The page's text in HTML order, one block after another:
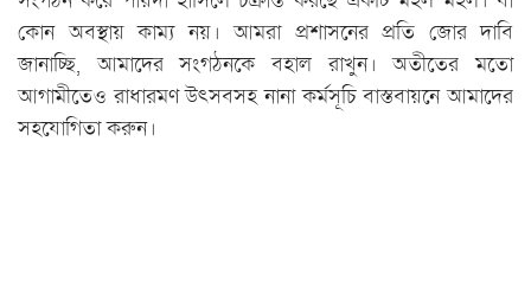
কোন অবস্থায় কাম্য নয়। আমরা প্রশাসনের প্রতি জোর দাবি
জানাচ্ছি, আমাদের সংগঠনকে বহাল রাখুন। অতীতের মতো
আগামীতেও রাধারমণ উৎসবসহ নানা কর্মসূচি বাস্তবায়নে আমাদের
সহযোগিতা করুন।